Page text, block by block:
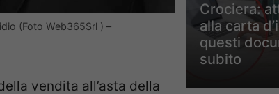
(Foto Web365Srl ) –
vendita all’asta della
Crociera:
alla carta
questi
subito